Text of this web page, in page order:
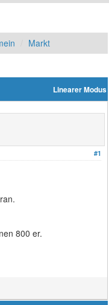
Markt
Linearer Modus
#1
800 er.